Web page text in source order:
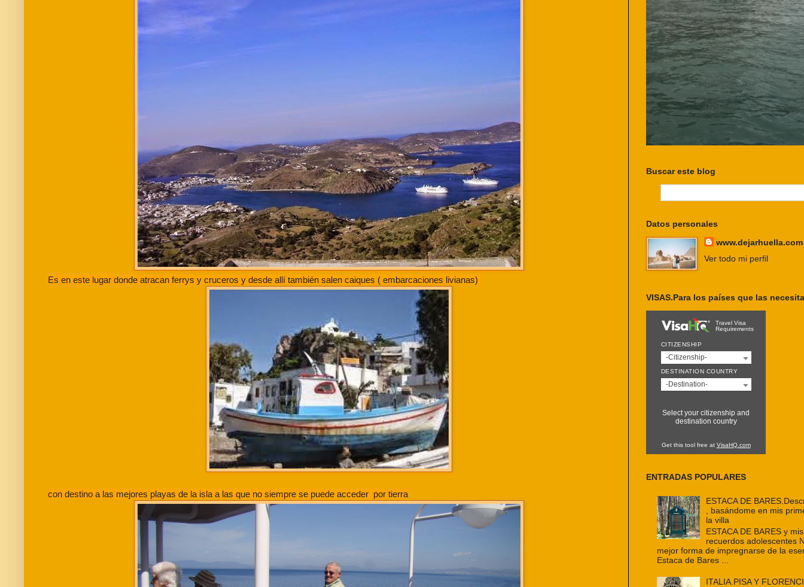
Es en este lugar donde atracan ferrys y cruceros y desde allí también salen caiques ( embarcaciones livianas)
con destino a las mejores playas de la isla a las que no siempre se puede acceder por tierra
Buscar este blog
Datos personales
www.dejarhuella.com
Ver todo mi perfil
VISAS.Para los países que las
Travel Visa
Requirements
CITIZENSHIP
-Citizenship-
DESTINATION COUNTRY
-Destination-
Select your citizenship and
destination country
Get this tool free at VisaHQ.com
ENTRADAS POPULARES
ESTACA DE
, basándome en mis
la villa
ESTACA DE BARES y
recuerdos adolescentes
mejor forma de impregnarse de la
Estaca de Bares ...
ITALIA.PISA Y